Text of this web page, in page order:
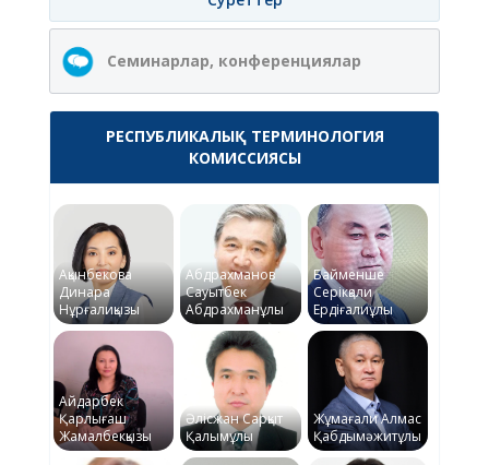
Семинарлар, конференциялар
РЕСПУБЛИКАЛЫҚ ТЕРМИНОЛОГИЯ
КОМИССИЯСЫ
Ақынбекова
Динара
Нұрғалиқызы
Абдрахманов
Сауытбек
Абдрахманұлы
Байменше
Серікқали
Ердіғалиұлы
Айдарбек
Қарлығаш
Жамалбекқызы
Әлісжан Сарқыт
Қалымұлы
Жұмағали Алмас
Қабдымәжитұлы